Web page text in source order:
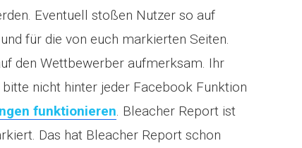
Eventuell stoßen Nutzer so auf
für die von euch markierten Seiten.
den Wettbewerber aufmerksam. Ihr
nicht hinter jeder Facebook Funktion
funktionieren. Bleacher Report ist
Das hat Bleacher Report schon